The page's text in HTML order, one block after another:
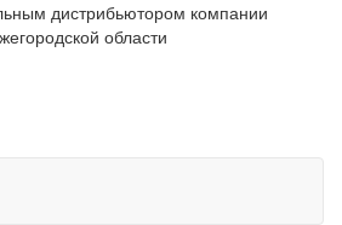
дистрибьютором компании
области